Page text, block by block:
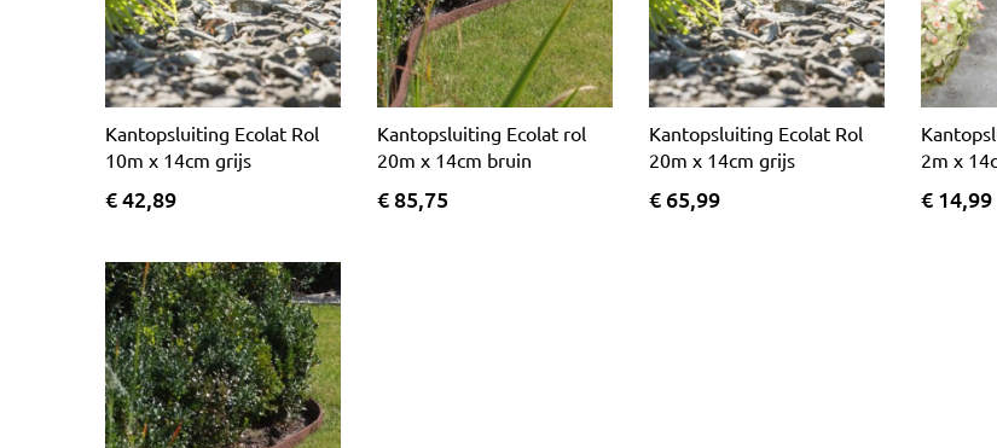
Kantopsluiting Ecolat Rol
10m x 14cm grijs
€ 42,89
Kantopsluiting Ecolat rol
20m x 14cm bruin
€ 85,75
Kantopsluiting Ecolat Rol
20m x 14cm grijs
€ 65,99
2m x
€ 14,99